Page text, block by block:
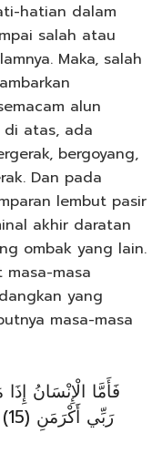
hatian dalam
salah atau
Maka, salah
alun
di atas, ada
bergoyang,
Dan pada
lembut pasir
akhir daratan
ombak yang lain.
masa
yang
masa-masa
فَأَمَّا الْإِنْسَانُ